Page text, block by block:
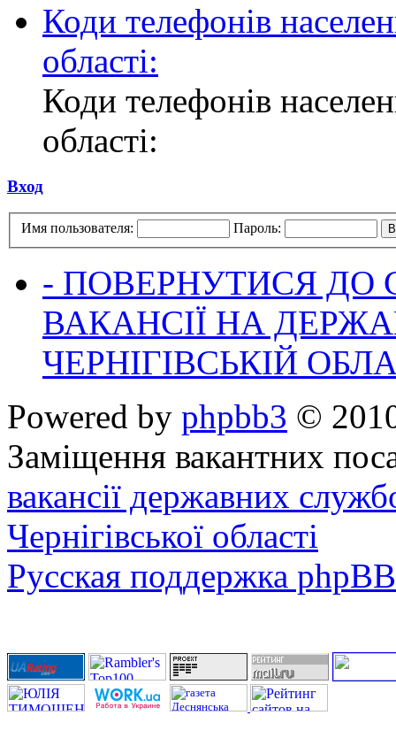
Коди телефонів
області:
Коди телефонів
області:
Вход
Имя пользователя: Пароль:
- ПОВЕРНУТИСЯ ДО
ВАКАНСІЇ НА
ЧЕРНІГІВСЬКІЙ
Powered by phpbb3 ©
Заміщення вакантних
вакансії державних
Чернігівської області
Русская поддержка phpBB